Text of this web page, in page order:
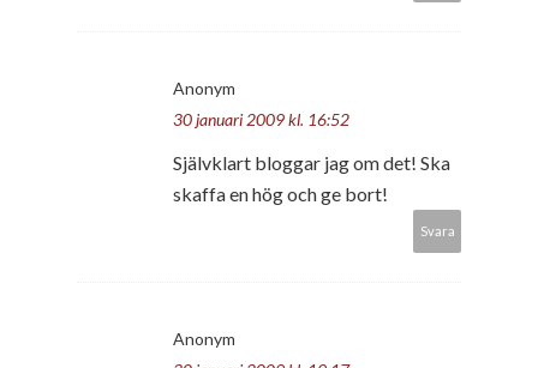
Anonym
30 januari 2009 kl. 16:52
Självklart bloggar jag om det! Ska
skaffa en hög och ge bort!
Svara
Anonym